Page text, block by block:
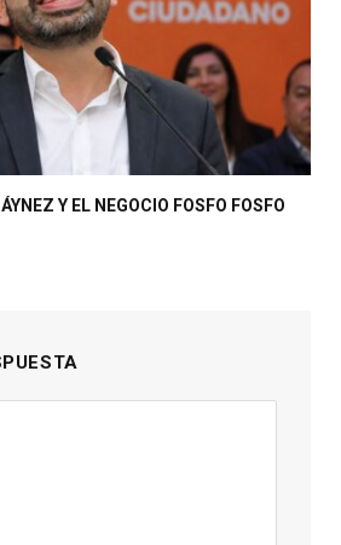
Y EL NEGOCIO FOSFO FOSFO